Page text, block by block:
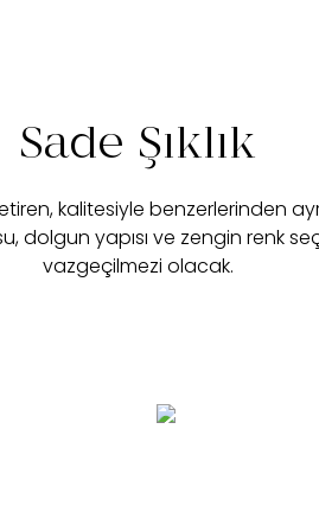
Sade Şıklık
kalitesiyle benzerlerinden
dolgun yapısı ve zengin renk
vazgeçilmezi olacak.